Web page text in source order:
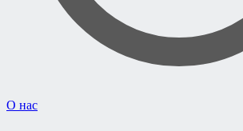
О нас